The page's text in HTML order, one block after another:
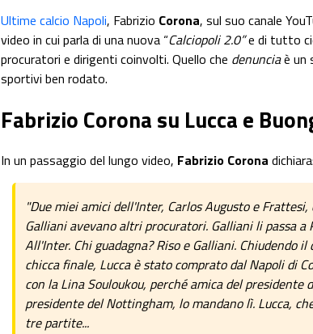
Ultime calcio Napoli, Fabrizio Corona, sul suo canale
video in cui parla di una nuova “Calciopoli 2.0”e di tutto
procuratori e dirigenti coinvolti. Quello che denunciaè un
sportivi ben rodato.
Fabrizio Corona su Lucca e
In un passaggio del lungo video, Fabrizio Corona dichiara:
"Due miei amici dell'Inter, Carlos Augusto e
Galliani avevano altri procuratori. Galliani li passa a
All'Inter. Chi guadagna? Riso e Galliani. Chiudendo
chicca finale, Lucca è stato comprato dal Napoli di
con la Lina Souloukou, perché amica del presidente
presidente del Nottingham, lo mandano lì. Lucca,
tre partite...